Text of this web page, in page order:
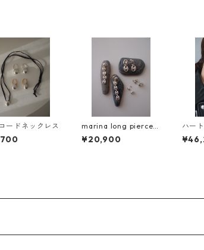
ードネックレス marina long pierce
¥20,900
ハー
ンネ